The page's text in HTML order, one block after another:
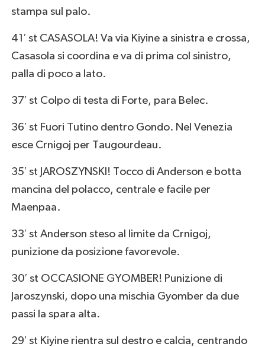
stampa sul palo.
41′ st CASASOLA! Va via Kiyine a sinistra e crossa,
Casasola si coordina e va di prima col sinistro,
palla di poco a lato.
37′ st Colpo di testa di Forte, para Belec.
36′ st Fuori Tutino dentro Gondo. Nel Venezia
esce Crnigoj per Taugourdeau.
35′ st JAROSZYNSKI! Tocco di Anderson e botta
mancina del polacco, centrale e facile per
Maenpaa.
33′ st Anderson steso al limite da Crnigoj,
punizione da posizione favorevole.
30′ st OCCASIONE GYOMBER! Punizione di
Jaroszynski, dopo una mischia Gyomber da due
passi la spara alta.
29′ st Kiyine rientra sul destro e calcia, centrando